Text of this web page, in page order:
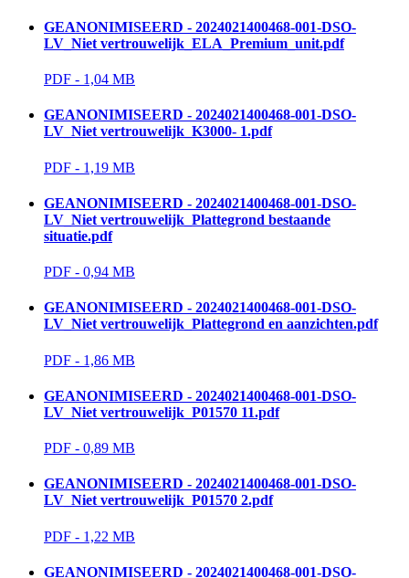
GEANONIMISEERD - 2024021400468-001-DSO-
LV_Niet vertrouwelijk_ELA_Premium_unit.pdf
PDF - 1,04 MB
GEANONIMISEERD - 2024021400468-001-DSO-
LV_Niet vertrouwelijk_K3000- 1.pdf
PDF - 1,19 MB
GEANONIMISEERD - 2024021400468-001-DSO-
LV_Niet vertrouwelijk_Plattegrond bestaande
situatie.pdf
PDF - 0,94 MB
GEANONIMISEERD - 2024021400468-001-DSO-
LV_Niet vertrouwelijk_Plattegrond en aanzichten.pdf
PDF - 1,86 MB
GEANONIMISEERD - 2024021400468-001-DSO-
LV_Niet vertrouwelijk_P01570 11.pdf
PDF - 0,89 MB
GEANONIMISEERD - 2024021400468-001-DSO-
LV_Niet vertrouwelijk_P01570 2.pdf
PDF - 1,22 MB
GEANONIMISEERD - 2024021400468-001-DSO-